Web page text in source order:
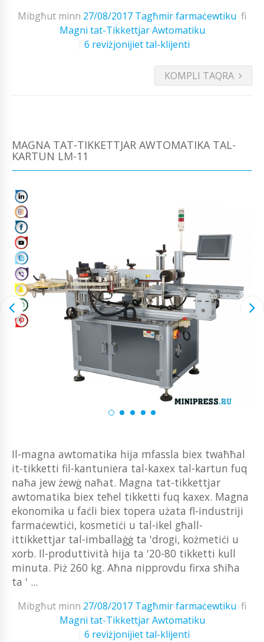
Mibgħut minn 27/08/2017 Tagħmir farmaċewtiku fi
Magni tat-Tikkettjar Awtomatiku
6 reviżjonijiet tal-klijenti
KOMPLI TAQRA
MAGNA TAT-TIKKETTJAR AWTOMATIKA TAL-
KARTUN LM-11
Il-magna awtomatika hija mfassla biex twaħħal
it-tikketti fil-kantuniera tal-kaxex tal-kartun fuq
naħa jew żewġ naħat. Magna tat-tikkettjar
awtomatika biex teħel tikketti fuq kaxex. Magna
ekonomika u faċli biex topera użata fl-industriji
farmaċewtiċi, kosmetiċi u tal-ikel għall-
ittikkettjar tal-imballaġġ ta 'drogi, kożmetiċi u
xorb. Il-produttività hija ta '20-80 tikketti kull
minuta. Piż 260 kg. Aħna nipprovdu firxa sħiħa
ta ' ...
Mibgħut minn 27/08/2017 Tagħmir farmaċewtiku fi
Magni tat-Tikkettjar Awtomatiku
6 reviżjonijiet tal-klijenti